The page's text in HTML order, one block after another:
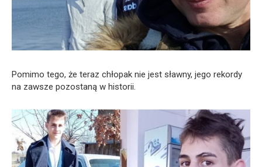
Pomimo tego, że teraz chłopak nie jest sławny, jego rekordy
na zawsze pozostaną w historii.